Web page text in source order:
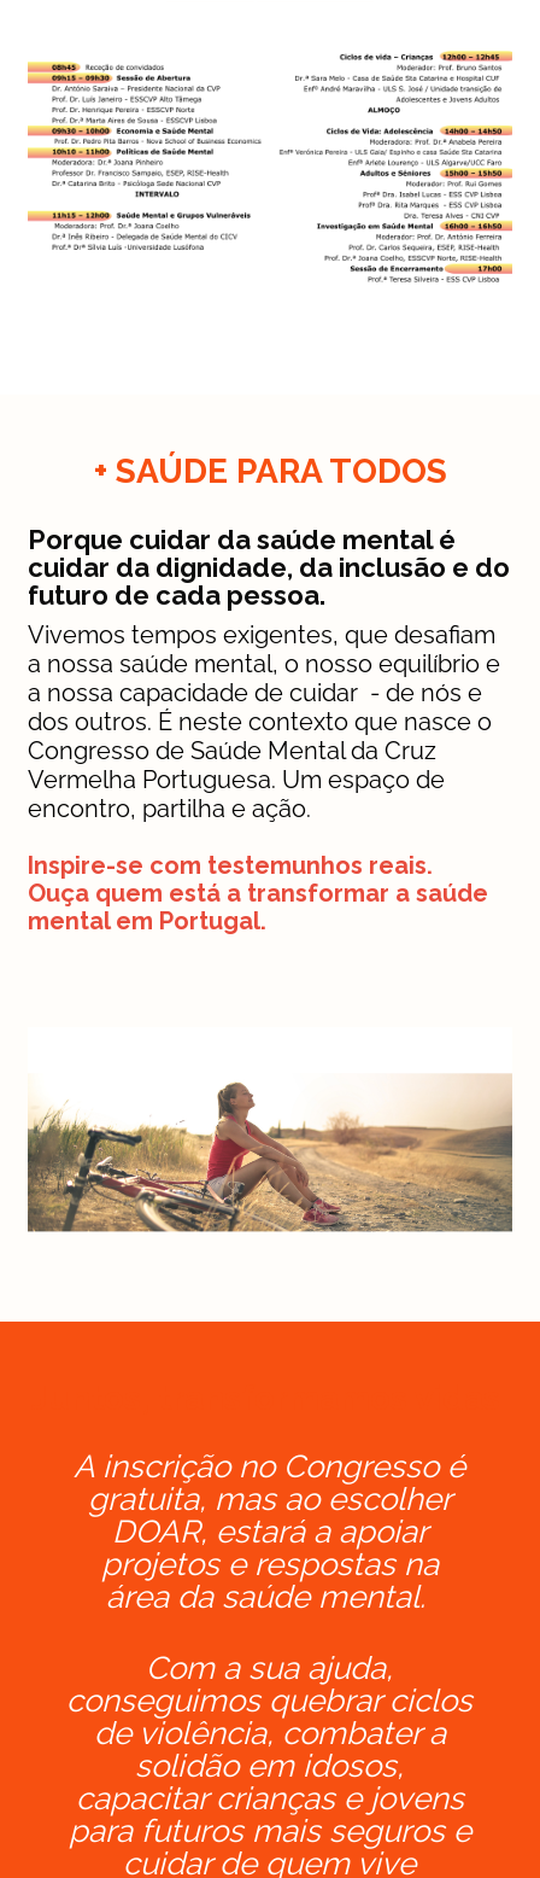
+ SAÚDE PARA TODOS
Porque cuidar da saúde mental é
cuidar da dignidade, da inclusão e do
futuro de cada pessoa.
Vivemos tempos exigentes, que desafiam
a nossa saúde mental, o nosso equilíbrio e
a nossa capacidade de cuidar - de nós e
dos outros. É neste contexto que nasce o
Congresso de Saúde Mental da Cruz
Vermelha Portuguesa. Um espaço de
encontro, partilha e ação.
Inspire-se com testemunhos reais.
Ouça quem está a transformar a saúde
mental em Portugal.
A inscrição no Congresso é
gratuita, mas ao escolher
DOAR, estará a apoiar
projetos e respostas na
área da saúde mental.
Com a sua ajuda,
conseguimos quebrar ciclos
de violência, combater a
solidão em idosos,
capacitar crianças e jovens
para futuros mais seguros e
cuidar de quem vive